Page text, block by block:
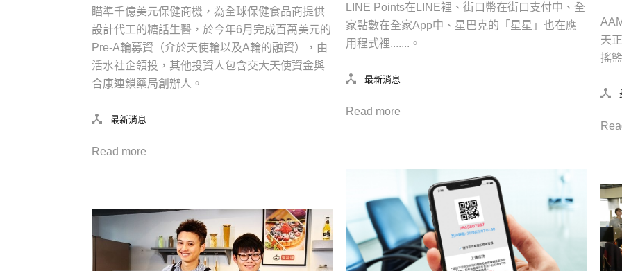
瞄準千億美元保健商機，為全球保健食品商提供
設計代工的糖話生醫，於今年6月完成百萬美元的
Pre-A輪募資（介於天使輪以及A輪的融資），由
活水社企領投，其他投資人包含交大天使資金與
合康連鎖藥局創辦人。
最新消息
Read more
LINE Points在LINE裡、街口幣在街口支付中、全
家點數在全家App中、星巴克的「星星」也在應
用程式裡.......。
最新消息
Read more
天
搖